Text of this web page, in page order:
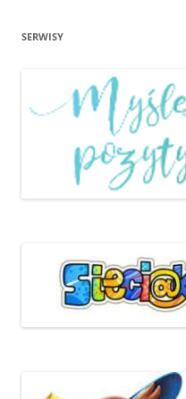
SERWISY